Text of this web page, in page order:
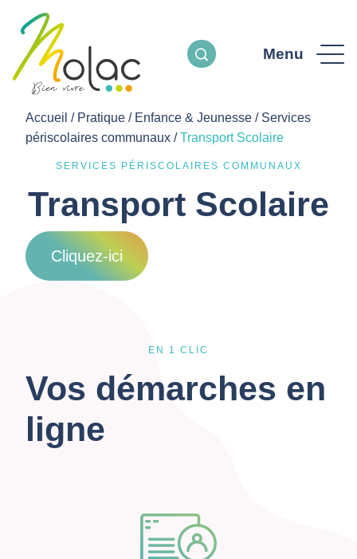
Menu
Accueil / Pratique / Enfance & Jeunesse / Services
périscolaires communaux /Transport Scolaire
SERVICES PÉRISCOLAIRES COMMUNAUX
Transport Scolaire
Cliquez-ici
EN 1 CLIC
Vos démarches en
ligne